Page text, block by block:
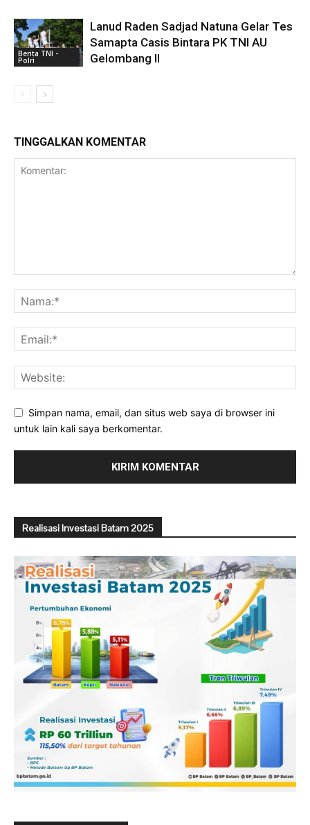
Berita TNI -
Polri
Lanud Raden Sadjad Natuna Gelar Tes
Samapta Casis Bintara PK TNI AU
Gelombang II
TINGGALKAN KOMENTAR
Simpan nama, email, dan situs web saya di browser ini
untuk lain kali saya berkomentar.
Realisasi Investasi Batam 2025